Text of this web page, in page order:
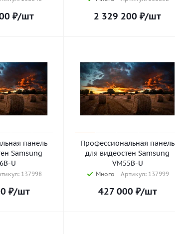
₽/шт 2 329 200 ₽/шт
панель
Samsung
U
137998
₽/шт
Профессиональная панель
для видеостен Samsung
VM55B-U
Много Артикул: 137999
427 000 ₽/шт